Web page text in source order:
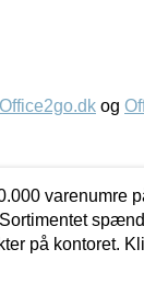
Office2go.dk og
varenumre
på kontoret.